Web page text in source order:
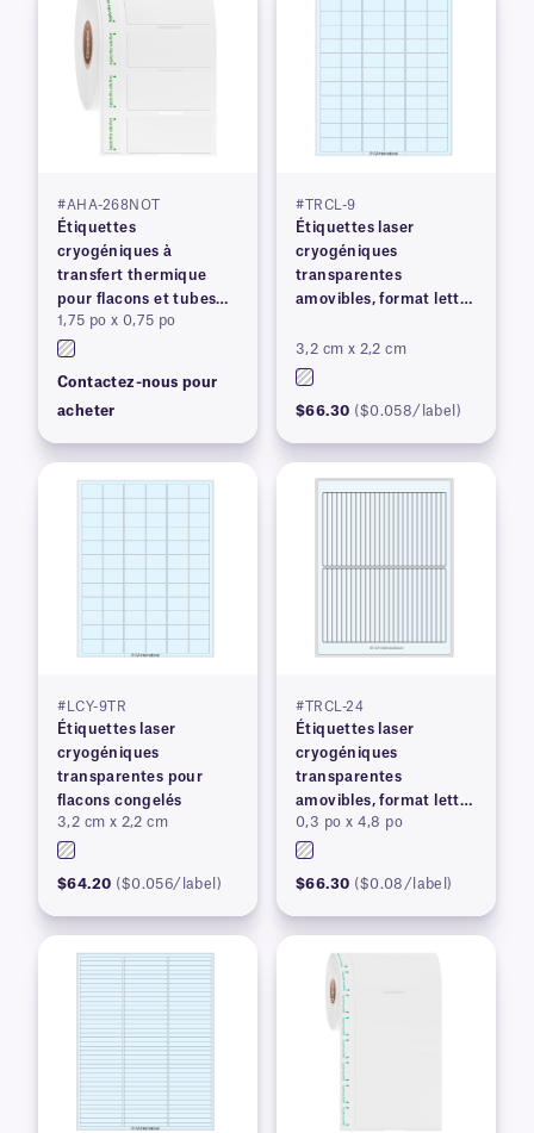
#AHA-268NOT
Étiquettes
cryogéniques à
transfert thermique
pour flacons et tubes
congelés
1,75 po x 0,75 po
Contactez-nous pour
acheter
#TRCL-9
Étiquettes laser
cryogéniques
transparentes
amovibles, format lettre
3,2 cm x 2,2 cm
$66.30 ($0.058/label)
#LCY-9TR
Étiquettes laser
cryogéniques
transparentes pour
flacons congelés
3,2 cm x 2,2 cm
$64.20 ($0.056/label)
#TRCL-24
Étiquettes laser
cryogéniques
transparentes
amovibles, format lettre
US
0,3 po x 4,8 po
$66.30 ($0.08/label)